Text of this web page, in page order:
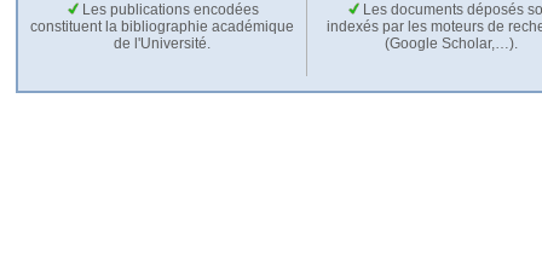
Les publications encodées
constituent la bibliographie académique
de l'Université.
Les documents déposés
indexés par les moteurs de
(Google Scholar,…).